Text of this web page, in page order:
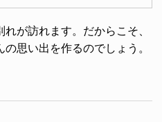
が訪れます。だからこそ、
思い出を作るのでしょう。